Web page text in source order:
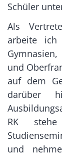
Schüler
Als
arbeite
und
auf dem
darüber
RK
und